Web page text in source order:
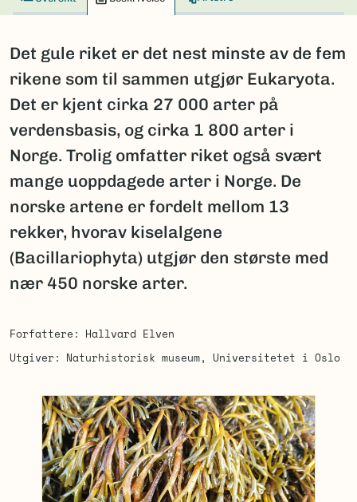
Det gule riket er det nest minste av de fem
rikene som til sammen utgjør Eukaryota.
Det er kjent cirka 27 000 arter på
verdensbasis, og cirka 1 800 arter i
Norge. Trolig omfatter riket også svært
mange uoppdagede arter i Norge. De
norske artene er fordelt mellom 13
rekker, hvorav kiselalgene
(Bacillariophyta) utgjør den største med
nær 450 norske arter.
Forfattere
Hallvard Elven
Utgiver
Naturhistorisk museum, Universitetet i Oslo